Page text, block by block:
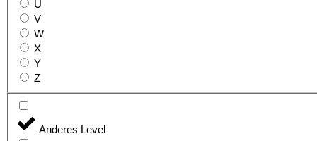
U
V
W
X
Y
Z
Anderes Level